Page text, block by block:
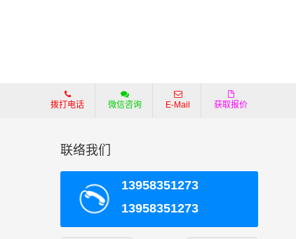
拨打电话 微信咨询 E-Mail 获取报价
联络我们
13958351273
13958351273